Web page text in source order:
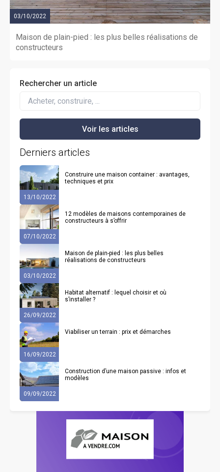
03/10/2022
Maison de plain-pied : les plus belles réalisations de
constructeurs
Rechercher un article
Derniers articles
13/10/2022
Construire une maison container : avantages,
techniques et prix
07/10/2022
12 modèles de maisons contemporaines de
constructeurs à s’offrir
03/10/2022
Maison de plain-pied : les plus belles
réalisations de constructeurs
26/09/2022
Habitat alternatif : lequel choisir et où
s’installer ?
16/09/2022
Viabiliser un terrain : prix et démarches
09/09/2022
Construction d’une maison passive : infos et
modèles